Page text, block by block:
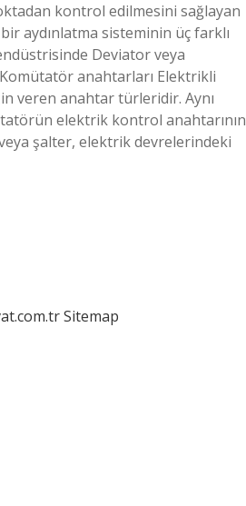
kontrol edilmesini sağlayan
aydınlatma sisteminin üç farklı
Deviator veya
anahtarları Elektrikli
veren anahtar türleridir. Aynı
elektrik kontrol anahtarının
şalter, elektrik devrelerindeki
Sitemap